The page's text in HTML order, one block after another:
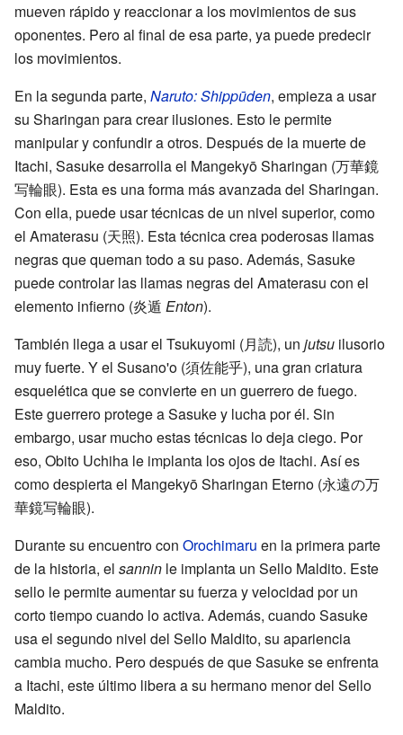
mueven rápido y reaccionar a los movimientos de sus
oponentes. Pero al final de esa parte, ya puede predecir
los movimientos.
En la segunda parte, Naruto: Shippūden, empieza a usar
su Sharingan para crear ilusiones. Esto le permite
manipular y confundir a otros. Después de la muerte de
Itachi, Sasuke desarrolla el Mangekyō Sharingan (万華鏡
写輪眼). Esta es una forma más avanzada del Sharingan.
Con ella, puede usar técnicas de un nivel superior, como
el Amaterasu (天照). Esta técnica crea poderosas llamas
negras que queman todo a su paso. Además, Sasuke
puede controlar las llamas negras del Amaterasu con el
elemento infierno (炎遁 Enton).
También llega a usar el Tsukuyomi (月読), un jutsu ilusorio
muy fuerte. Y el Susano'o (須佐能乎), una gran criatura
esquelética que se convierte en un guerrero de fuego.
Este guerrero protege a Sasuke y lucha por él. Sin
embargo, usar mucho estas técnicas lo deja ciego. Por
eso, Obito Uchiha le implanta los ojos de Itachi. Así es
como despierta el Mangekyō Sharingan Eterno (永遠の万
華鏡写輪眼).
Durante su encuentro con Orochimaru en la primera parte
de la historia, el sannin le implanta un Sello Maldito. Este
sello le permite aumentar su fuerza y velocidad por un
corto tiempo cuando lo activa. Además, cuando Sasuke
usa el segundo nivel del Sello Maldito, su apariencia
cambia mucho. Pero después de que Sasuke se enfrenta
a Itachi, este último libera a su hermano menor del Sello
Maldito.